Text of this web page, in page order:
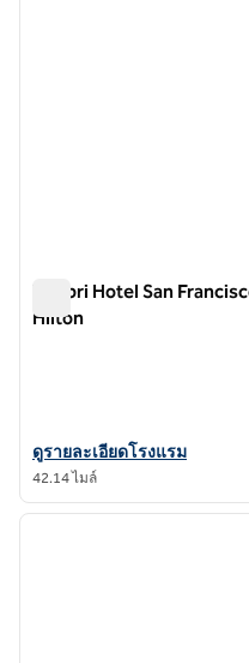
Timbri Hotel San
Hilton
ดูรายละเอียดโรงแรม Timbri
ดูรายละเอียดโรงแรม
42.14 ไมล์
1 จาก 12